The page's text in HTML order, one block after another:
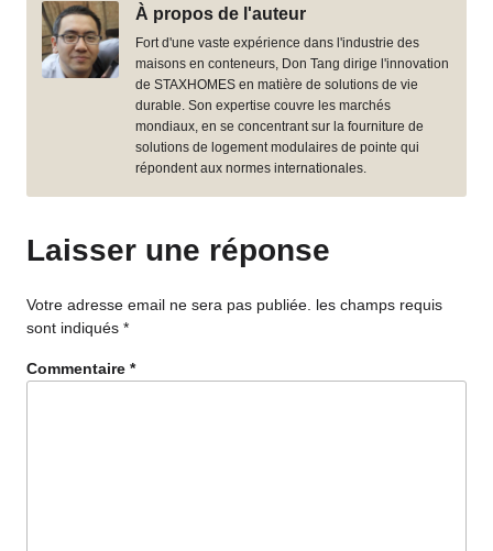
À propos de l'auteur
Fort d'une vaste expérience dans l'industrie des
maisons en conteneurs, Don Tang dirige l'innovation
de STAXHOMES en matière de solutions de vie
durable. Son expertise couvre les marchés
mondiaux, en se concentrant sur la fourniture de
solutions de logement modulaires de pointe qui
répondent aux normes internationales.
Laisser une réponse
Votre adresse email ne sera pas publiée. les champs requis
sont indiqués *
Commentaire *